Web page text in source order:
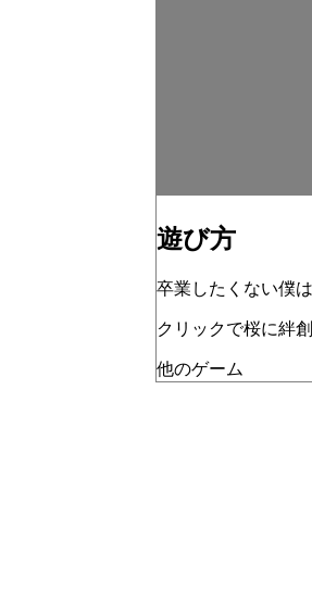
遊び方
卒業したくない僕
クリックで桜に絆
他のゲーム